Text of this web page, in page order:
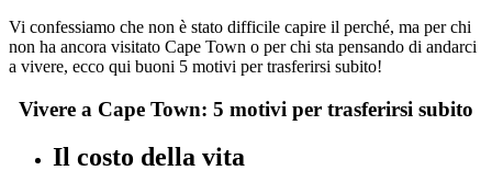
Vi confessiamo che non è stato difficile capire il perché, ma per chi
non ha ancora visitato Cape Town o per chi sta pensando di andarci
a vivere, ecco qui buoni 5 motivi per trasferirsi subito!
Vivere a Cape Town: 5 motivi per trasferirsi subito
Il costo della vita